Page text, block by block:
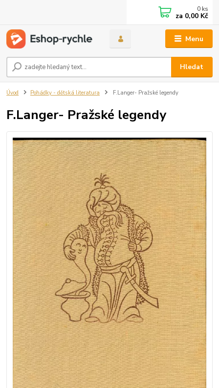
Menu
Hledat
0 ks
za 0,00 Kč
Úvod Pohádky - dětská literatura F.Langer- Pražské legendy
F.Langer- Pražské legendy